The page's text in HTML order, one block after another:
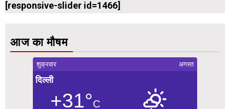
[responsive-slider id=1466]
आज का मौषम
शुक्रवार अगस्त
दिल्ली
+31°C